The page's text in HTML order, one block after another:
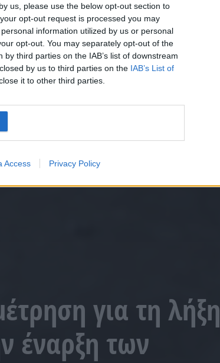
us, please use the below opt-out section to
opt-out request is processed you may
information utilized by us or personal
opt-out. You may separately opt-out of the
third parties on the IAB’s list of downstream
by us to third parties on the IAB’s List of
it to other third parties.
Access Privacy Policy
για τη λήξη
έναρξη των